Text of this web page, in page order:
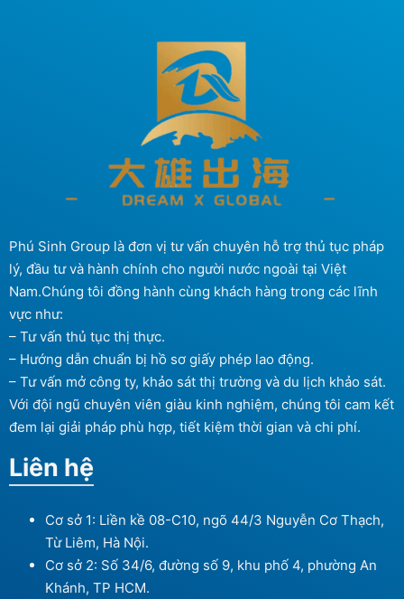
Phú Sinh Group là đơn vị tư vấn chuyên hỗ trợ thủ tục pháp
lý, đầu tư và hành chính cho người nước ngoài tại Việt
Nam.Chúng tôi đồng hành cùng khách hàng trong các lĩnh
vực như:
– Tư vấn thủ tục thị thực.
– Hướng dẫn chuẩn bị hồ sơ giấy phép lao động.
– Tư vấn mở công ty, khảo sát thị trường và du lịch khảo sát.
Với đội ngũ chuyên viên giàu kinh nghiệm, chúng tôi cam kết
đem lại giải pháp phù hợp, tiết kiệm thời gian và chi phí.
Liên hệ
Cơ sở 1: Liền kề 08-C10, ngõ 44/3 Nguyễn Cơ Thạch,
Từ Liêm, Hà Nội.
Cơ sở 2: Số 34/6, đường số 9, khu phố 4, phường An
Khánh, TP HCM.